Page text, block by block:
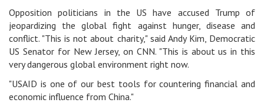
Opposition politicians in the US have accused Trump of
jeopardizing the global fight against hunger, disease and
conflict. "This is not about charity," said Andy Kim, Democratic
US Senator for New Jersey, on CNN. "This is about us in this
very dangerous global environment right now.
"USAID is one of our best tools for countering financial and
economic influence from China."